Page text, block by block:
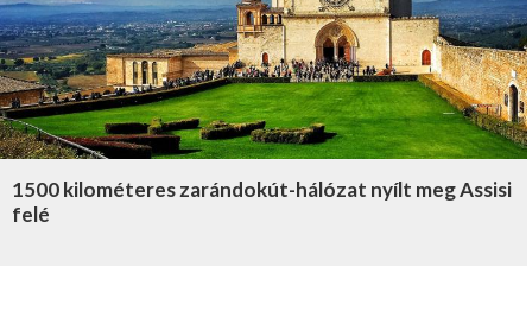
1500 kilométeres zarándokút-hálózat nyílt meg Assisi
felé